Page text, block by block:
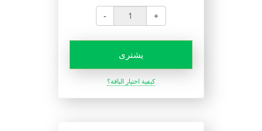
- +
يشترى
كيفية اختيار الباقة؟